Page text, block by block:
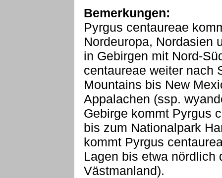
Bemerkungen:
Pyrgus centaureae
Nordeuropa, Nordasien
in Gebirgen mit Nord-
centaureae weiter nach
Mountains bis New
Appalachen (ssp.
Gebirge kommt Pyrgus
bis zum Nationalpark
kommt Pyrgus
Lagen bis etwa nördlich
Västmanland).